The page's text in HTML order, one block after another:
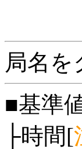
局名
■基準
├時間[